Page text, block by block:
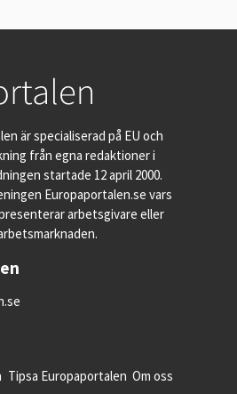
är specialiserad på EU och
från egna redaktioner i
startade 12 april 2000.
Europaportalen.se vars
arbetsgivare eller
Tipsa Europaportalen Om oss